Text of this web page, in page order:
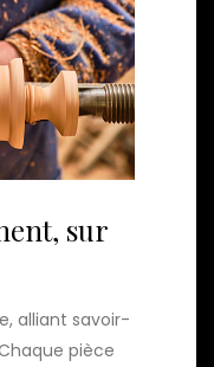
sur
alliant savoir-
pièce